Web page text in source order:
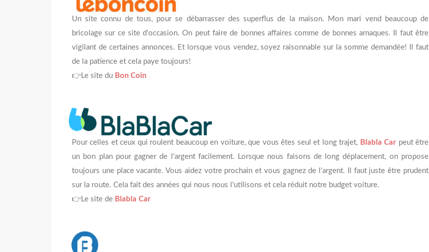
Un site connu de tous, pour se débarrasser des superflus de la maison. Mon mari vend beaucoup de
bricolage sur ce site d'occasion. On peut faire de bonnes affaires comme de bonnes arnaques. Il faut être
vigilant de certaines annonces. Et lorsque vous vendez, soyez raisonnable sur la somme demandée! Il faut
de la patience et cela paye toujours!
👉Le site du Bon Coin
Pour celles et ceux qui roulent beaucoup en voiture, que vous êtes seul et long trajet, Blabla Car peut être
un bon plan pour gagner de l'argent facilement. Lorsque nous faisons de long déplacement, on propose
toujours une place vacante. Vous aidez votre prochain et vous gagnez de l'argent. Il faut juste être prudent
sur la route. Cela fait des années qui nous nous l'utilisons et cela réduit notre budget voiture.
👉Le site de Blabla Car